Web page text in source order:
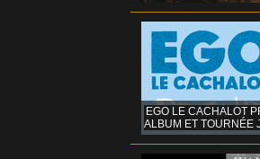
EGO LE CACHALOT
ALBUM ET TOURNÉE